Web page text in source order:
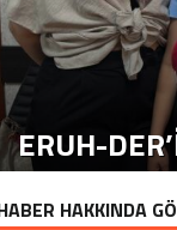
ERUH-
HAKKINDA